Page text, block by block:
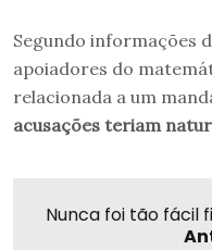
Segundo informações
apoiadores do
relacionada a um
acusações teriam
Nunca foi tão fácil